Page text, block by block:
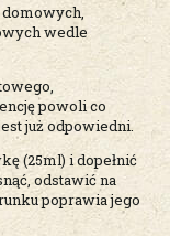
wedle
powoli co
już odpowiedni.
(25ml) i dopełnić
odstawić na
poprawia jego